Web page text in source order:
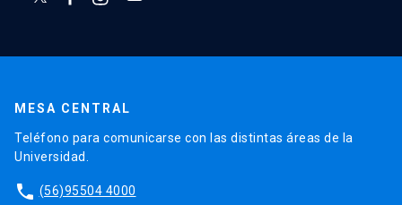
MESA CENTRAL
Teléfono para comunicarse con las distintas áreas de la
Universidad.
phone (56)95504 4000